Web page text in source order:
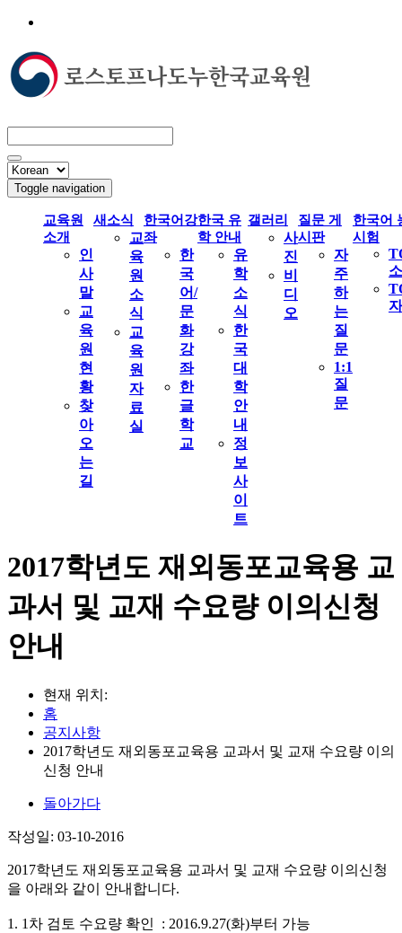
Toggle navigation
교육원
소개
인
사
말
교
육
원
현
황
찾
아
오
는
길
새소식
교
육
원
소
식
교
육
원
자
료
실
한국어강
좌
한
국
어/
문
화
강
좌
한
글
학
교
한국 유
학 안내
유
학
소
식
한
국
대
학
안
내
정
보
사
이
트
갤러리
사
진
비
디
오
질문 게
시판
자
주
하
는
질
문
1:1
질
문
한국어
시험
2017학년도 재외동포교육용 교
과서 및 교재 수요량 이의신청
안내
현재 위치:
홈
공지사항
2017학년도 재외동포교육용 교과서 및 교재 수요량 이의
신청 안내
돌아가다
작성일: 03-10-2016
2017학년도 재외동포교육용 교과서 및 교재 수요량 이의신청
을 아래와 같이 안내합니다.
1. 1차 검토 수요량 확인 : 2016.9.27(화)부터 가능